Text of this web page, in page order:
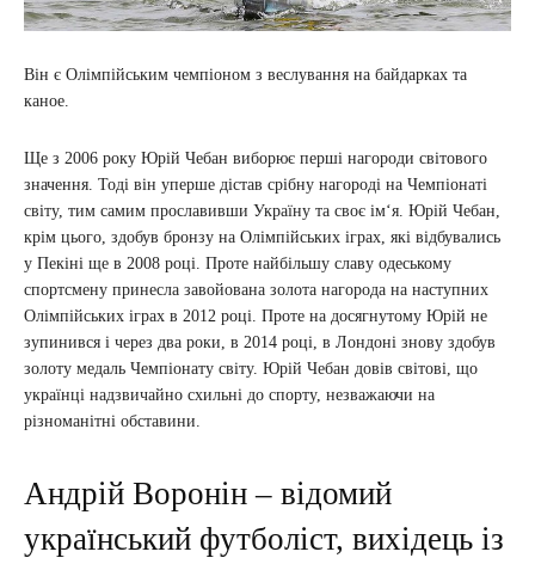
Він є Олімпійським чемпіоном з веслування на байдарках та
каное.
Ще з 2006 року Юрій Чебан виборює перші нагороди світового
значення. Тоді він уперше дістав срібну нагороді на Чемпіонаті
світу, тим самим прославивши Україну та своє ім‘я. Юрій Чебан,
крім цього, здобув бронзу на Олімпійських іграх, які відбувались
у Пекіні ще в 2008 році. Проте найбільшу славу одеському
спортсмену принесла завойована золота нагорода на наступних
Олімпійських іграх в 2012 році. Проте на досягнутому Юрій не
зупинився і через два роки, в 2014 році, в Лондоні знову здобув
золоту медаль Чемпіонату світу. Юрій Чебан довів світові, що
українці надзвичайно схильні до спорту, незважаючи на
різноманітні обставини.
Андрій Воронін – відомий
український футболіст, вихідець із